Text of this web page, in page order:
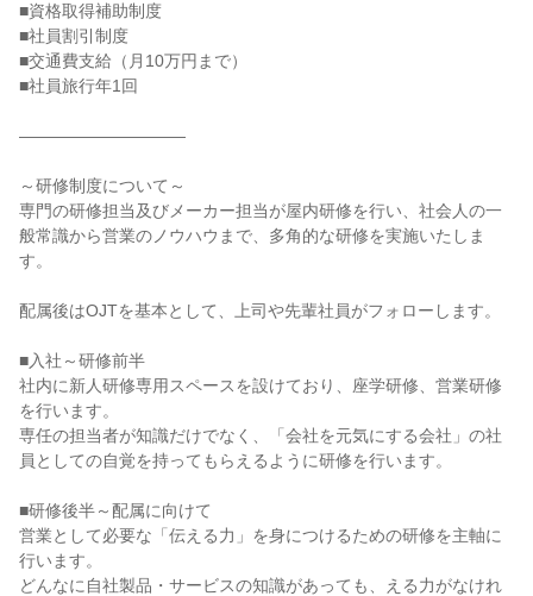
■資格取得補助制度
■社員割引制度
■交通費支給（月10万円まで）
■社員旅行年1回
――――――――――
～研修制度について～
専門の研修担当及びメーカー担当が屋内研修を行い、社会人の一
般常識から営業のノウハウまで、多角的な研修を実施いたしま
す。
配属後はOJTを基本として、上司や先輩社員がフォローします。
■入社～研修前半
社内に新人研修専用スペースを設けており、座学研修、営業研修
を行います。
専任の担当者が知識だけでなく、「会社を元気にする会社」の社
員としての自覚を持ってもらえるように研修を行います。
■研修後半～配属に向けて
営業として必要な「伝える力」を身につけるための研修を主軸に
行います。
どんなに自社製品・サービスの知識があっても、える力がなけれ